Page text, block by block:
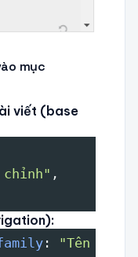
mục
viết (base
chỉnh"
:
"Tên